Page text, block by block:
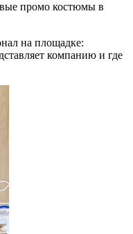
промо костюмы в
на площадке:
компанию и где